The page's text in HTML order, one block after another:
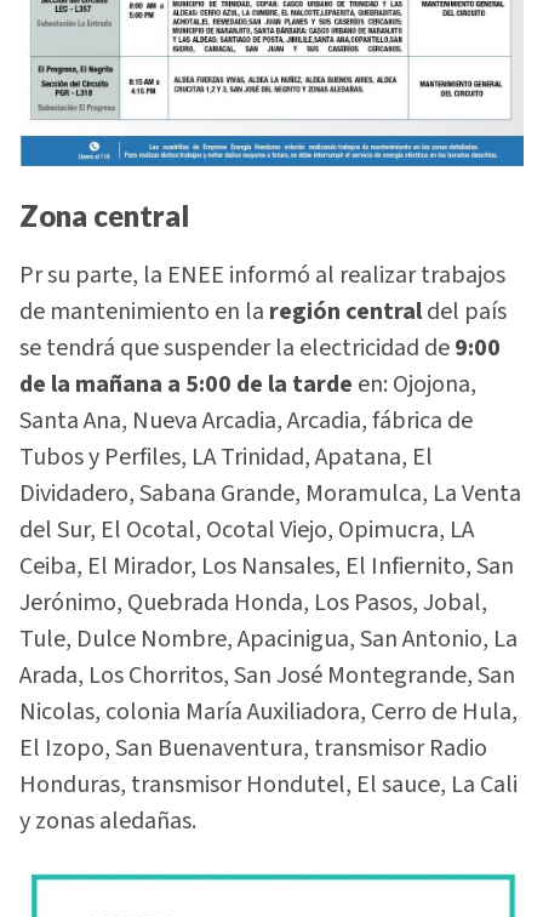
Zona central
Pr su parte, la ENEE informó al realizar trabajos
de mantenimiento en la región centraldel país
se tendrá que suspender la electricidad de9:00
de la mañana a 5:00 de la tarde en: Ojojona,
Santa Ana, Nueva Arcadia, Arcadia, fábrica de
Tubos y Perfiles, LA Trinidad, Apatana, El
Dividadero, Sabana Grande, Moramulca, La Venta
del Sur, El Ocotal, Ocotal Viejo, Opimucra, LA
Ceiba, El Mirador, Los Nansales, El Infiernito, San
Jerónimo, Quebrada Honda, Los Pasos, Jobal,
Tule, Dulce Nombre, Apacinigua, San Antonio, La
Arada, Los Chorritos, San José Montegrande, San
Nicolas, colonia María Auxiliadora, Cerro de Hula,
El Izopo, San Buenaventura, transmisor Radio
Honduras, transmisor Hondutel, El sauce, La Cali
y zonas aledañas.